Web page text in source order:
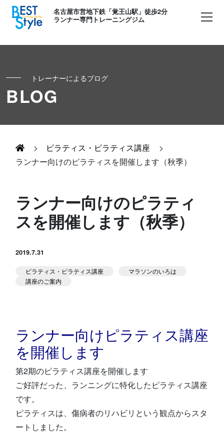
名古屋市営地下鉄「覚王山駅」徒歩2分
ランナー専門トレーニングジム
初めての方へ
お客様の声
足育
Runner's パーソナル
Runner's ピラティス
キッズ・かけっこ
お知らせ
NEWS
アクセス 問い合せ
体験予約する TELする
トレーナーによるブログ
BLOG
> ピラティス・ピラティス講座
>
ランナー向けのピラティスを開催します（秋季）
ランナー向けのピラティ
スを開催します（秋季）
2019.7.31
ピラティス・ピラティス講座
マラソンのいろは
講座のご案内
ランナー向けピラティス講座
を開催します
第2期のピラティス講座を開催します
ご好評だった、ランニングに特化したピラティス講座
です。
ピラティスは、傷病者のリハビリという観点からスタ
ートしました。